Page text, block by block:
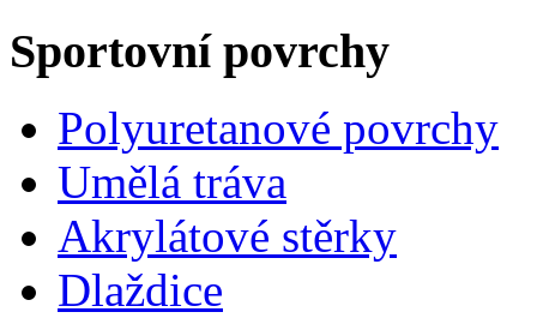
Sportovní povrchy
Polyuretanové povrchy
Umělá tráva
Akrylátové stěrky
Dlaždice